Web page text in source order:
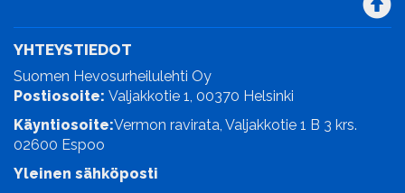
YHTEYSTIEDOT
Suomen Hevosurheilulehti Oy
Postiosoite: Valjakkotie 1, 00370 Helsinki
Käyntiosoite:Vermon ravirata, Valjakkotie 1 B 3 krs.
02600 Espoo
Yleinen sähköposti